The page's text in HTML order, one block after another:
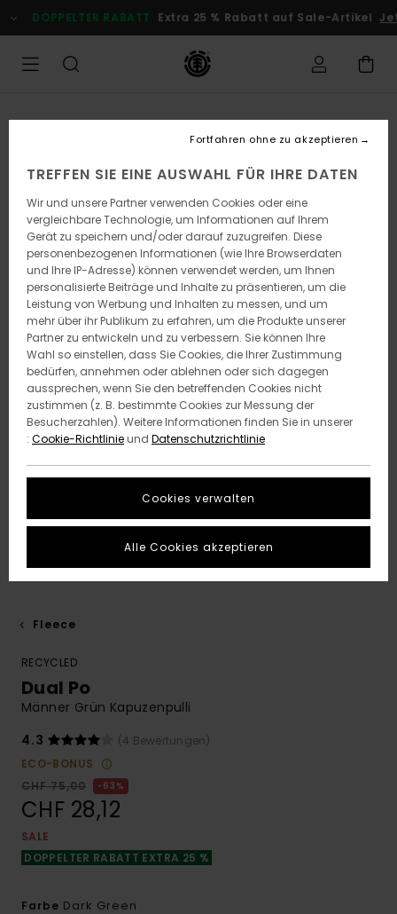
zur
Produktinformation
DOPPELTER RABATT Extra 25 % Rabatt auf Sale-Artikel
Fleece
RECYCLED
Dual Po
Männer Grün Kapuzenpulli
4.3
(4 Bewertungen)
ECO-BONUS
CHF 75,00
63%
CHF 28,12
SALE
DOPPELTER RABATT EXTRA 25 %
Farbe Dark Green
TREFFEN SIE EINE AUSWAHL FÜR IHRE DATEN
Wir und unsere Partner verwenden Cookies oder eine
vergleichbare Technologie, um Informationen auf Ihrem
Gerät zu speichern und/oder darauf zuzugreifen. Diese
personenbezogenen Informationen (wie Ihre Browserdaten
und Ihre IP-Adresse) können verwendet werden, um Ihnen
personalisierte Beiträge und Inhalte zu präsentieren, um die
Leistung von Werbung und Inhalten zu messen, und um
mehr über ihr Publikum zu erfahren, um die Produkte unserer
Partner zu entwickeln und zu verbessern. Sie können Ihre
Wahl so einstellen, dass Sie Cookies, die Ihrer Zustimmung
bedürfen, annehmen oder ablehnen oder sich dagegen
aussprechen, wenn Sie den betreffenden Cookies nicht
zustimmen (z. B. bestimmte Cookies zur Messung der
Besucherzahlen). Weitere Informationen finden Sie in unserer
: Cookie-Richtlinieund Datenschutzrichtlinie
Cookies verwalten
Fortfahren ohne zu akzeptieren
Alle Cookies akzeptieren